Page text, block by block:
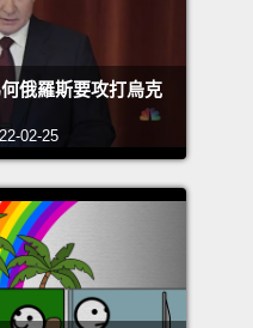
is amazing.
take her out to
I'mma take her to
，就是，很漂亮。
壽司，所以我要帶
And I think I really
俄羅斯要攻打烏克
02-25